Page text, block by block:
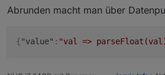
Abrunden macht man über
{"value" : "val =>